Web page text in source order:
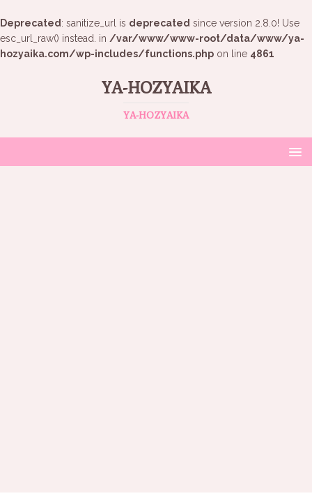
Deprecated : sanitize_url is deprecated since version 2.8.0! Use
esc_url_raw() instead. in /var/www/www-root/data/www/ya-
hozyaika.com/wp-includes/functions.php on line 4861
YA-HOZYAIKA
YA-HOZYAIKA